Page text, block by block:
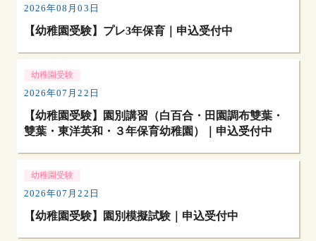
2026年08月03日
【幼稚園受験】プレ3年保育｜申込受付中
幼稚園受験
2026年07月22日
【幼稚園受験】園別講習（白百合・田園調布雙葉・
雙葉・東洋英和・３年保育幼稚園）｜申込受付中
幼稚園受験
2026年07月22日
【幼稚園受験】園別模擬試験｜申込受付中